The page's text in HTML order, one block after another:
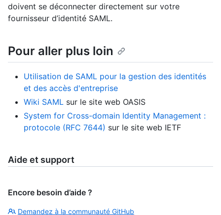
doivent se déconnecter directement sur votre
fournisseur d’identité SAML.
Pour aller plus loin
Utilisation de SAML pour la gestion des identités
et des accès d'entreprise
Wiki SAML sur le site web OASIS
System for Cross-domain Identity Management :
protocole (RFC 7644) sur le site web IETF
Aide et support
Encore besoin d’aide ?
Demandez à la communauté GitHub